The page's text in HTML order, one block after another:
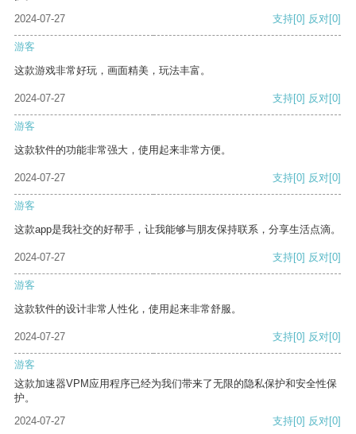
2024-07-27
支持[0] 反对[0]
游客
这款游戏非常好玩，画面精美，玩法丰富。
2024-07-27 支持[0] 反对[0]
游客
这款软件的功能非常强大，使用起来非常方便。
2024-07-27 支持[0] 反对[0]
游客
这款app是我社交的好帮手，让我能够与朋友保持联系，分享生活点滴。
2024-07-27 支持[0] 反对[0]
游客
这款软件的设计非常人性化，使用起来非常舒服。
2024-07-27 支持[0] 反对[0]
游客
这款加速器VPM应用程序已经为我们带来了无限的隐私保护和安全性保
护。
2024-07-27
支持[0] 反对[0]